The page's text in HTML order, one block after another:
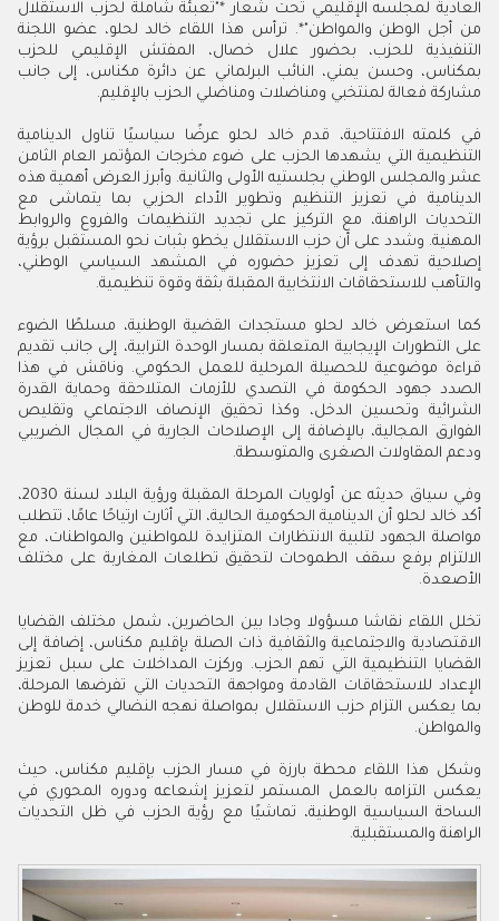
العادية لمجلسه الإقليمي تحت شعار *"تعبئة شاملة لحزب الاستقلال
من أجل الوطن والمواطن"*. ترأس هذا اللقاء خالد لحلو، عضو اللجنة
التنفيذية للحزب، بحضور علال خصال، المفتش الإقليمي للحزب
بمكناس، وحسن يمني، النائب البرلماني عن دائرة مكناس، إلى جانب
مشاركة فعالة لمنتخبي ومناضلات ومناضلي الحزب بالإقليم.
في كلمته الافتتاحية، قدم خالد لحلو عرضًا سياسيًا تناول الدينامية
التنظيمية التي يشهدها الحزب على ضوء مخرجات المؤتمر العام الثامن
عشر والمجلس الوطني بجلستيه الأولى والثانية. وأبرز العرض أهمية هذه
الدينامية في تعزيز التنظيم وتطوير الأداء الحزبي بما يتماشى مع
التحديات الراهنة، مع التركيز على تجديد التنظيمات والفروع والروابط
المهنية. وشدد على أن حزب الاستقلال يخطو بثبات نحو المستقبل برؤية
إصلاحية تهدف إلى تعزيز حضوره في المشهد السياسي الوطني،
والتأهب للاستحقاقات الانتخابية المقبلة بثقة وقوة تنظيمية.
كما استعرض خالد لحلو مستجدات القضية الوطنية، مسلطًا الضوء
على التطورات الإيجابية المتعلقة بمسار الوحدة الترابية، إلى جانب تقديم
قراءة موضوعية للحصيلة المرحلية للعمل الحكومي. وناقش في هذا
الصدد جهود الحكومة في التصدي للأزمات المتلاحقة وحماية القدرة
الشرائية وتحسين الدخل، وكذا تحقيق الإنصاف الاجتماعي وتقليص
الفوارق المجالية، بالإضافة إلى الإصلاحات الجارية في المجال الضريبي
ودعم المقاولات الصغرى والمتوسطة.
وفي سياق حديثه عن أولويات المرحلة المقبلة ورؤية البلاد لسنة 2030،
أكد خالد لحلو أن الدينامية الحكومية الحالية، التي أثارت ارتياحًا عامًا، تتطلب
مواصلة الجهود لتلبية الانتظارات المتزايدة للمواطنين والمواطنات، مع
الالتزام برفع سقف الطموحات لتحقيق تطلعات المغاربة على مختلف
الأصعدة.
تخلل اللقاء نقاشا مسؤولا وجادا بين الحاضرين، شمل مختلف القضايا
الاقتصادية والاجتماعية والثقافية ذات الصلة بإقليم مكناس، إضافة إلى
القضايا التنظيمية التي تهم الحزب. وركزت المداخلات على سبل تعزيز
الإعداد للاستحقاقات القادمة ومواجهة التحديات التي تفرضها المرحلة،
بما يعكس التزام حزب الاستقلال بمواصلة نهجه النضالي خدمة للوطن
والمواطن.
وشكل هذا اللقاء محطة بارزة في مسار الحزب بإقليم مكناس، حيث
يعكس التزامه بالعمل المستمر لتعزيز إشعاعه ودوره المحوري في
الساحة السياسية الوطنية، تماشيًا مع رؤية الحزب في ظل التحديات
الراهنة والمستقبلية.